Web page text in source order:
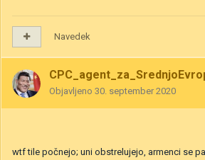
Navedek
Objavljeno 30. september 2020
wtf tile počnejo; uni obstrelujejo, armenci se